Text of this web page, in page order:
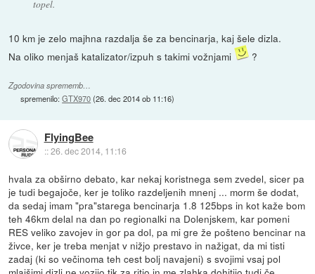
topel.
10 km je zelo majhna razdalja še za bencinarja, kaj šele dizla.
Na oliko menjaš katalizator/izpuh s takimi vožnjami
?
Zgodovina sprememb…
spremenilo:GTX970(26. dec 2014 ob 11:16)
FlyingBee
::26. dec 2014, 11:16
hvala za obširno debato, kar nekaj koristnega sem zvedel, sicer pa
je tudi begajoče, ker je toliko razdeljenih mnenj ... morm še dodat,
da sedaj imam "pra"starega bencinarja 1.8 125bps in kot kaže bom
teh 46km delal na dan po regionalki na Dolenjskem, kar pomeni
RES veliko zavojev in gor pa dol, pa mi gre že pošteno bencinar na
živce, ker je treba menjat v nižjo prestavo in nažigat, da mi tisti
zadaj (ki so večinoma teh cest bolj navajeni) s svojimi vsaj pol